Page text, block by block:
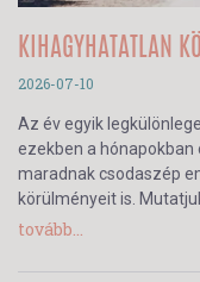
KIHAGYHATATLAN
2026-07-10
Az év egyik
ezekben a hónapokban
maradnak csodaszép
körülményeit is.
tovább...